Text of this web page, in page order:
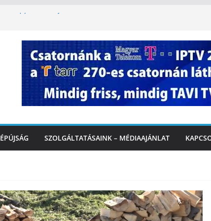
utca felújítása Marcaliban –
lakossági felháborodást váltott ki a
Marcaliban – VIDEÓ
a Balatonnál – az első félidő végén
SZOLGÁLTATÁSAINK – MÉDIAAJÁNLAT